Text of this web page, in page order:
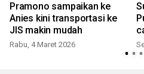
Pramono sampaikan ke
Anies kini transportasi ke
JIS makin mudah
Rabu, 4 Maret 2026